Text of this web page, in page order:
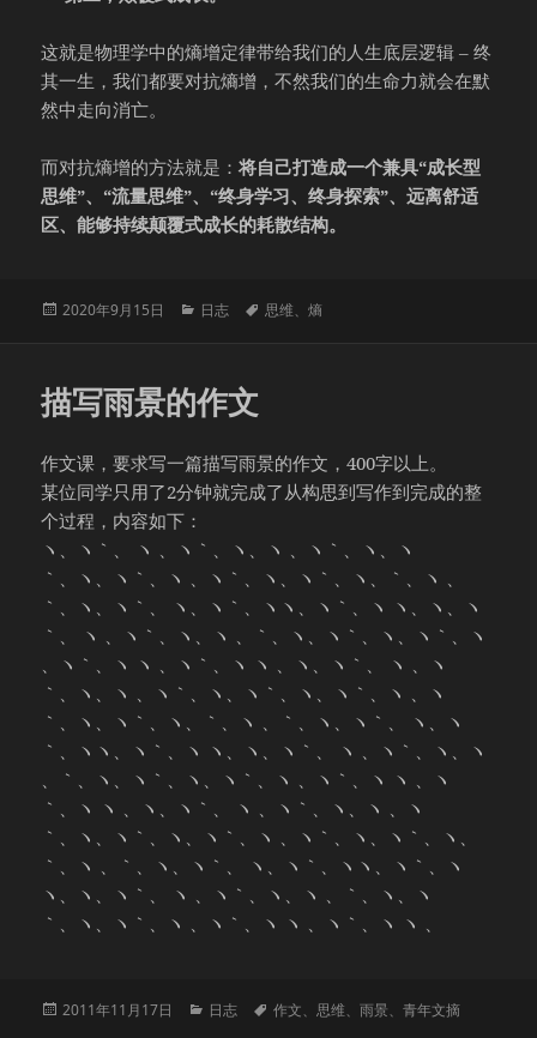
这就是物理学中的熵增定律带给我们的人生底层逻辑 – 终
其一生，我们都要对抗熵增，不然我们的生命力就会在默
然中走向消亡。
而对抗熵增的方法就是：将自己打造成一个兼具“成长型
思维”、“流量思维”、“终身学习、终身探索”、远离舒适
区、能够持续颠覆式成长的耗散结构。
发
2020年9月15日
分
日志
标
思维、熵
描写雨景的作文
作文课，要求写一篇描写雨景的作文，400字以上。
某位同学只用了2分钟就完成了从构思到写作到完成的整
个过程，内容如下：
ヽ、ヽ｀、 ヽ 、ヽ｀、ヽ、ヽ 、ヽ｀、ヽ、ヽ
｀、ヽ、ヽ｀、ヽ 、ヽ｀、ヽ、ヽ｀、ヽ、｀、ヽ 、
｀、ヽ、ヽ｀、 ヽ、ヽ｀、ヽヽ、ヽ｀、ヽ ヽ、ヽ、ヽ
｀、 ヽ 、ヽ｀、ヽ、ヽ 、｀、ヽ、ヽ｀、ヽ、ヽ｀、ヽ
、ヽ｀、ヽ ヽ 、ヽ｀、ヽ ヽ 、ヽ、ヽ｀、 ヽ 、ヽ
｀、ヽ、ヽ 、ヽ｀、ヽ、ヽ｀、ヽ、ヽ｀、ヽ 、ヽ
｀、ヽ、ヽ｀、ヽ、｀、ヽ 、｀、ヽ、ヽ｀、 ヽ、ヽ
｀、ヽヽ、ヽ｀、ヽ ヽ、ヽ、ヽ｀、 ヽ 、ヽ｀、ヽ、ヽ
、｀、ヽ、ヽ｀、ヽ、ヽ｀、ヽ 、ヽ｀、ヽ ヽ 、ヽ
｀、ヽ ヽ 、ヽ、ヽ｀、 ヽ 、ヽ｀、ヽ、ヽ 、ヽ
｀、ヽ、ヽ｀、ヽ、ヽ｀、ヽ 、ヽ｀、ヽ、ヽ｀、ヽ、
｀、ヽ 、｀、ヽ、ヽ｀、 ヽ、ヽ｀、ヽヽ、ヽ｀、ヽ
ヽ、ヽ、ヽ｀、 ヽ 、ヽ｀、ヽ、ヽ 、｀、ヽ、ヽ
｀、ヽ、ヽ｀、ヽ 、ヽ｀、ヽ ヽ 、ヽ｀、ヽ ヽ 、
发
2011年11月17日
分
日志
标
作文、思维、雨景、青年文摘